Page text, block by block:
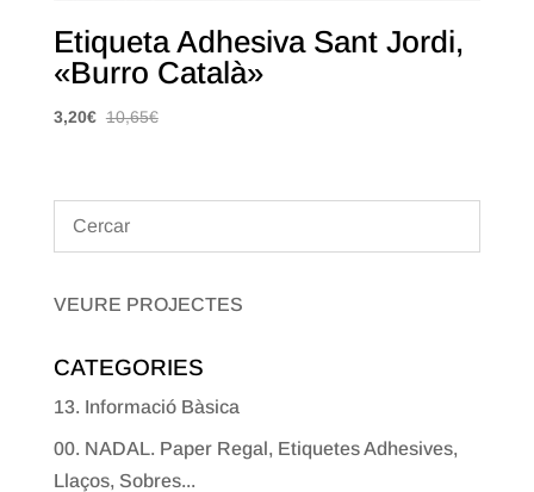
Etiqueta Adhesiva Sant Jordi,
«Burro Català»
3,20€ 10,65€
VEURE PROJECTES
CATEGORIES
13. Informació Bàsica
00. NADAL. Paper Regal, Etiquetes Adhesives,
Llaços, Sobres...